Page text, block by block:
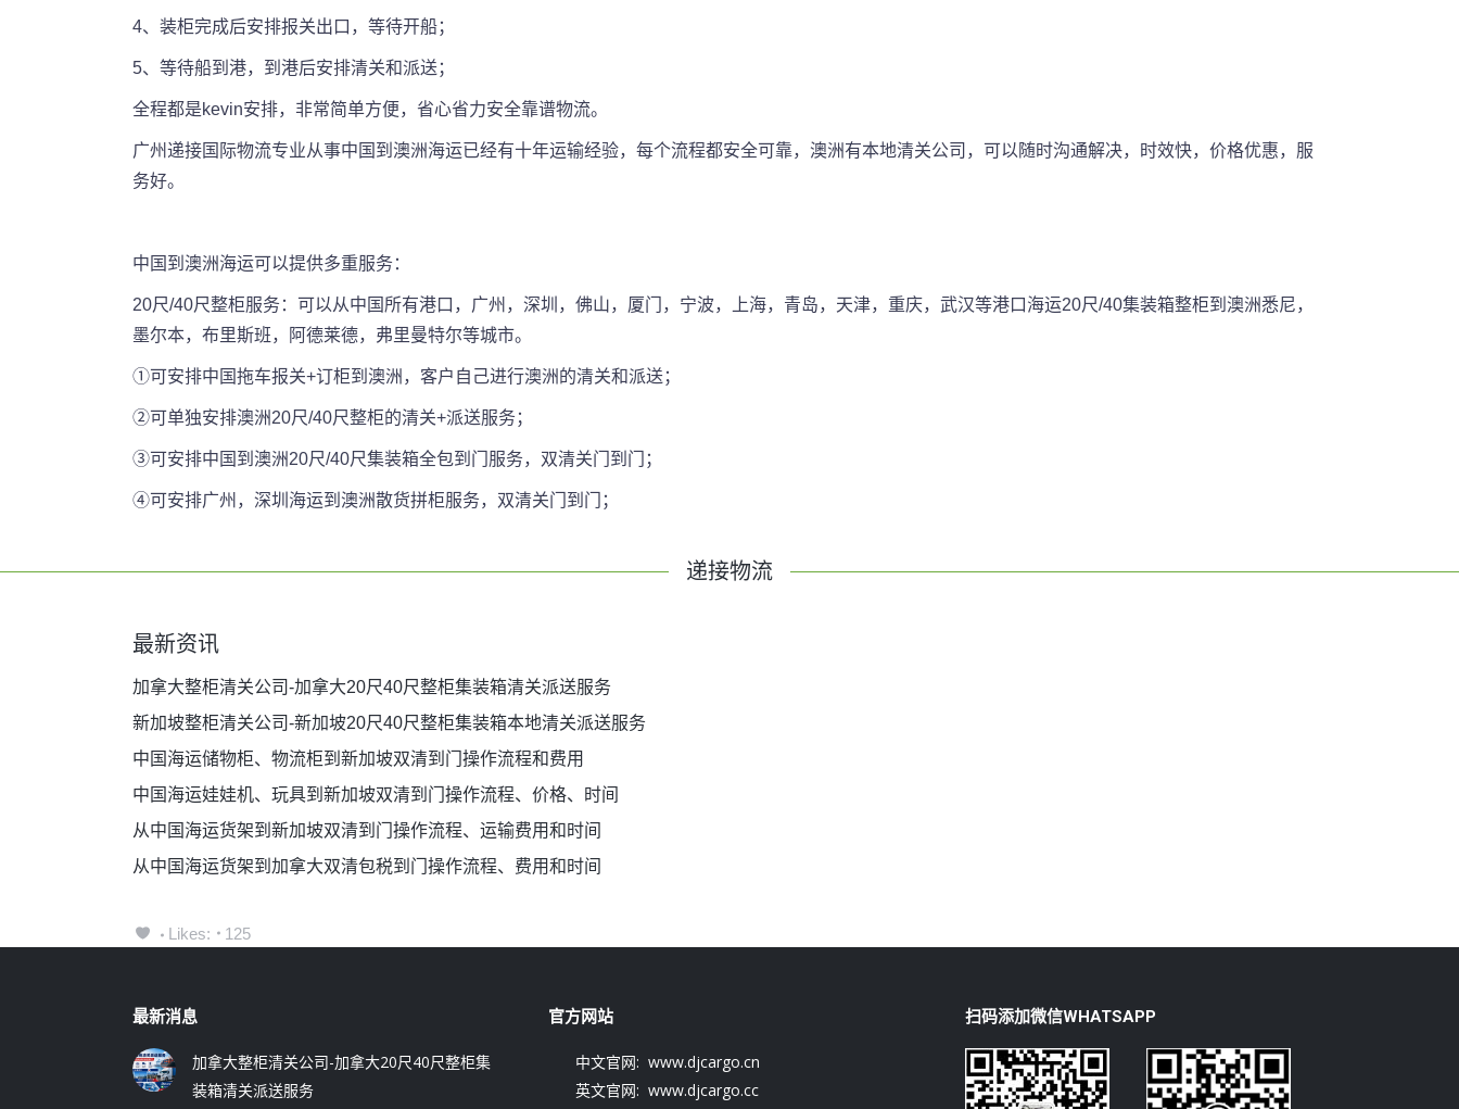
4、装柜完成后安排报关出口，等待开船；
5、等待船到港，到港后安排清关和派送；
全程都是kevin安排，非常简单方便，省心省力安全靠谱物流。
广州递接国际物流专业从事中国到澳洲海运已经有十年运输经验，每个流程都安全可靠，澳洲有本地清关公司，可以随时沟通解决，时效快，价格优惠，服
务好。
中国到澳洲海运可以提供多重服务：
20尺/40尺整柜服务：可以从中国所有港口，广州，深圳，佛山，厦门，宁波，上海，青岛，天津，重庆，武汉等港口海运20尺/40集装箱整柜到澳洲悉尼，
墨尔本，布里斯班，阿德莱德，弗里曼特尔等城市。
①可安排中国拖车报关+订柜到澳洲，客户自己进行澳洲的清关和派送；
②可单独安排澳洲20尺/40尺整柜的清关+派送服务；
③可安排中国到澳洲20尺/40尺集装箱全包到门服务，双清关门到门；
④可安排广州，深圳海运到澳洲散货拼柜服务，双清关门到门；
递接物流
最新资讯
加拿大整柜清关公司-加拿大20尺40尺整柜集装箱清关派送服务
新加坡整柜清关公司-新加坡20尺40尺整柜集装箱本地清关派送服务
中国海运储物柜、物流柜到新加坡双清到门操作流程和费用
中国海运娃娃机、玩具到新加坡双清到门操作流程、价格、时间
从中国海运货架到新加坡双清到门操作流程、运输费用和时间
从中国海运货架到加拿大双清包税到门操作流程、费用和时间
Likes: 125
最新消息
加拿大整柜清关公司-加拿大20尺40尺整柜集
装箱清关派送服务
官方网站
中文官网: www.djcargo.cn
英文官网: www.djcargo.cc
扫码添加微信WHATSAPP